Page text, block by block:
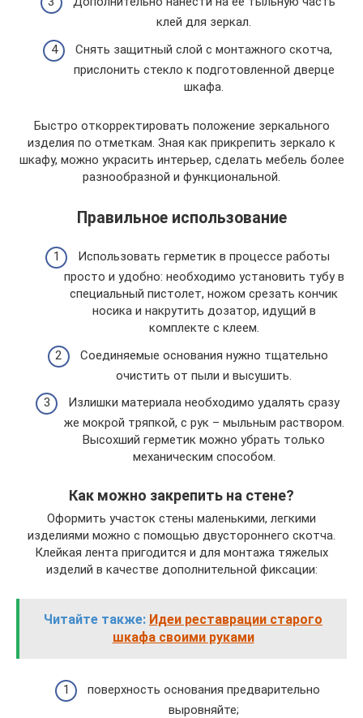
клей для зеркал.
Снять защитный слой с монтажного скотча,
прислонить стекло к подготовленной дверце
шкафа.
Быстро откорректировать положение зеркального
изделия по отметкам. Зная как прикрепить зеркало к
шкафу, можно украсить интерьер, сделать мебель более
разнообразной и функциональной.
Правильное использование
Использовать герметик в процессе работы
просто и удобно: необходимо установить тубу в
специальный пистолет, ножом срезать кончик
носика и накрутить дозатор, идущий в
комплекте с клеем.
Соединяемые основания нужно тщательно
очистить от пыли и высушить.
Излишки материала необходимо удалять сразу
же мокрой тряпкой, с рук – мыльным раствором.
Высохший герметик можно убрать только
механическим способом.
Как можно закрепить на стене?
Оформить участок стены маленькими, легкими
изделиями можно с помощью двустороннего скотча.
Клейкая лента пригодится и для монтажа тяжелых
изделий в качестве дополнительной фиксации:
Читайте также: Идеи реставрации старого
шкафа своими руками
поверхность основания предварительно
выровняйте;